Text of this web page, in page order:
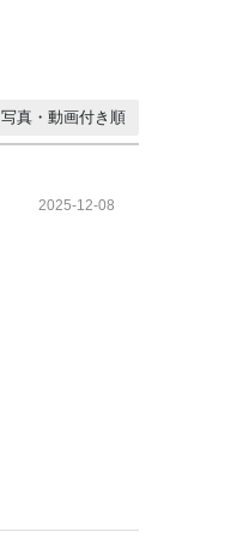
写真・動画付き順
2025-12-08